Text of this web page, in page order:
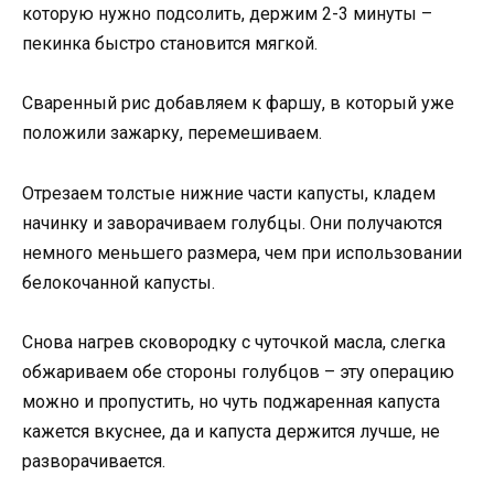
которую нужно подсолить, держим 2-3 минуты –
пекинка быстро становится мягкой.
Сваренный рис добавляем к фаршу, в который уже
положили зажарку, перемешиваем.
Отрезаем толстые нижние части капусты, кладем
начинку и заворачиваем голубцы. Они получаются
немного меньшего размера, чем при использовании
белокочанной капусты.
Снова нагрев сковородку с чуточкой масла, слегка
обжариваем обе стороны голубцов – эту операцию
можно и пропустить, но чуть поджаренная капуста
кажется вкуснее, да и капуста держится лучше, не
разворачивается.